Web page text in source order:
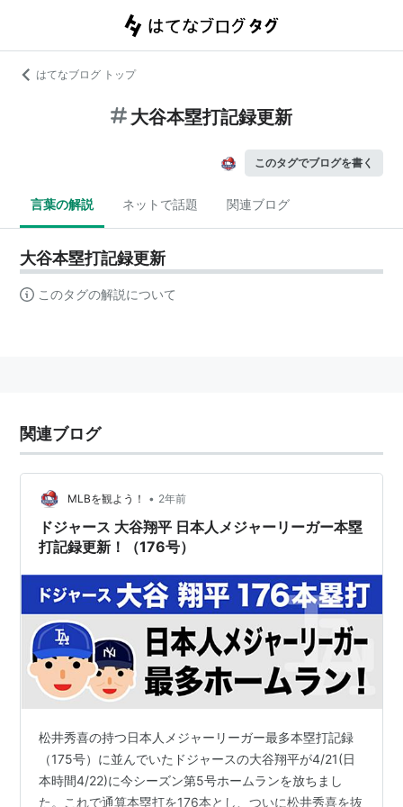
はてなブログ トップ
大谷本塁打記録更新
このタグでブログを書く
言葉の解説 ネットで話題 関連ブログ
大谷本塁打記録更新
このタグの解説について
関連ブログ
MLBを観よう！ • 2年前
ドジャース 大谷翔平 日本人メジャーリーガー本塁
打記録更新！（176号）
松井秀喜の持つ日本人メジャーリーガー最多本塁打記録
（175号）に並んでいたドジャースの大谷翔平が4/21(日
本時間4/22)に今シーズン第5号ホームランを放ちまし
た。これで通算本塁打を176本とし、ついに松井秀喜を抜